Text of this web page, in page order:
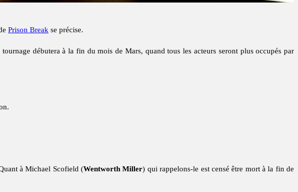
Prison Break se précise.
débutera à la fin du mois de Mars, quand tous les acteurs seront plus occupés par
à Michael Scofield (Wentworth Miller) qui rappelons-le est censé être mort à la fin de